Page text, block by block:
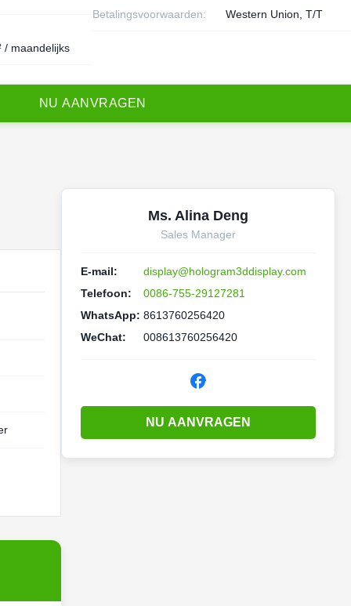
Betalingsvoorwaarden: Western Union, T/T
/ maandelijks
N U AAN VRAGEN
Ms. Alina Deng
Sales Manager
E-mail:
display@hologram3ddisplay.com
Telefoon:
0086-755-29127281
WhatsApp: 8613760256420
WeChat:
008613760256420
NU AANVRAGEN